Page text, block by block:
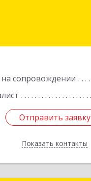
сопровождении
Отправить заявку
Показать контакты
Отправить заявку
Назад